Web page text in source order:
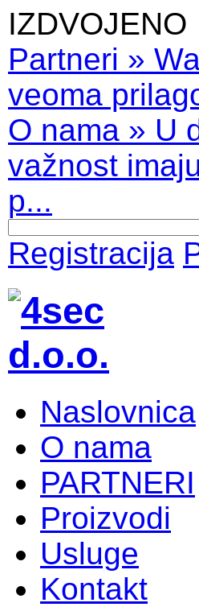
IZDVOJENO
Partneri »
veoma
O nama » U
važnost
p...
Registracija
Naslovnica
O nama
PARTNERI
Proizvodi
Usluge
Kontakt